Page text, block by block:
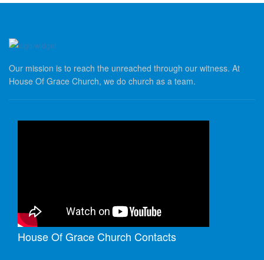
Our mission is to reach the unreached through our witness. At
House Of Grace Church, we do church as a team.
House Of Grace Church Contacts